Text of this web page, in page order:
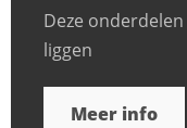
Deze
liggen
Meer info